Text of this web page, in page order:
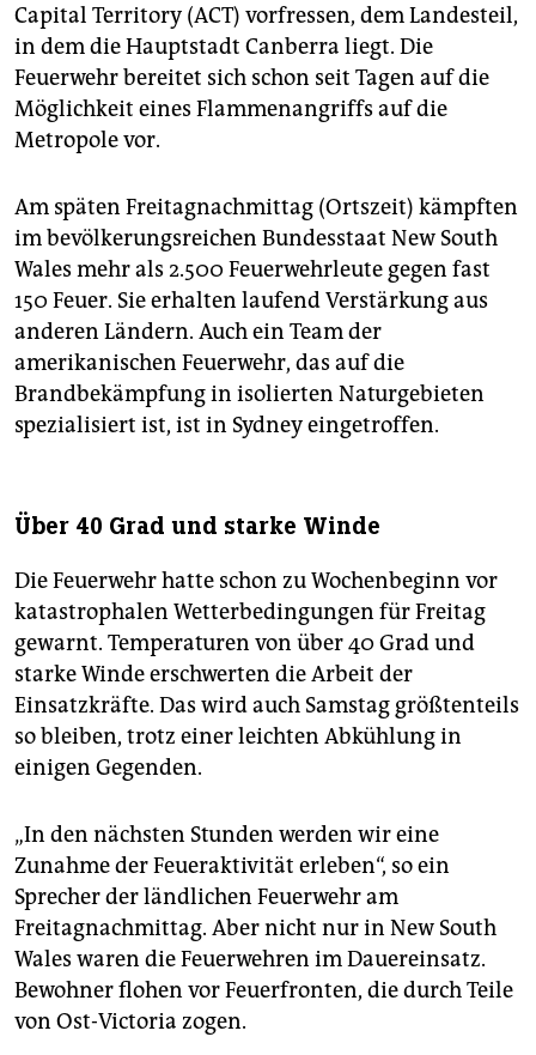
Capital Territory (ACT) vorfressen, dem Landesteil,
in dem die Hauptstadt Canberra liegt. Die
Feuerwehr bereitet sich schon seit Tagen auf die
Möglichkeit eines Flammenangriffs auf die
Metropole vor.
Am späten Freitagnachmittag (Ortszeit) kämpften
im bevölkerungsreichen Bundesstaat New South
Wales mehr als 2.500 Feuerwehrleute gegen fast
150 Feuer. Sie erhalten laufend Verstärkung aus
anderen Ländern. Auch ein Team der
amerikanischen Feuerwehr, das auf die
Brandbekämpfung in isolierten Naturgebieten
spezialisiert ist, ist in Sydney eingetroffen.
Über 40 Grad und starke Winde
Die Feuerwehr hatte schon zu Wochenbeginn vor
katastrophalen Wetterbedingungen für Freitag
gewarnt. Temperaturen von über 40 Grad und
starke Winde erschwerten die Arbeit der
Einsatzkräfte. Das wird auch Samstag größtenteils
so bleiben, trotz einer leichten Abkühlung in
einigen Gegenden.
„In den nächsten Stunden werden wir eine
Zunahme der Feueraktivität erleben“, so ein
Sprecher der ländlichen Feuerwehr am
Freitagnachmittag. Aber nicht nur in New South
Wales waren die Feuerwehren im Dauereinsatz.
Bewohner flohen vor Feuerfronten, die durch Teile
von Ost-Victoria zogen.